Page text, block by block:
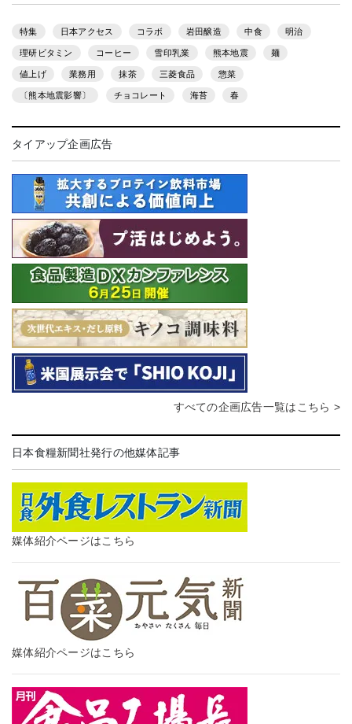
特集 日本アクセス コラボ 岩田醸造 中食 明治
理研ビタミン コーヒー 雪印乳業 熊本地震 麺
値上げ 業務用 抹茶 三菱食品 惣菜
〔熊本地震影響〕 チョコレート 海苔 春
タイアップ企画広告
すべての企画広告一覧はこちら >
日本食糧新聞社発行の他媒体記事
媒体紹介ページはこちら
媒体紹介ページはこちら